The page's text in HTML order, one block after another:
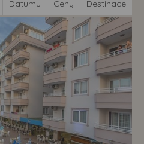
Datumu Ceny Destinace